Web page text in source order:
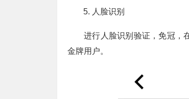
人脸识别
进行人脸识别验证，免冠，
金牌用户。